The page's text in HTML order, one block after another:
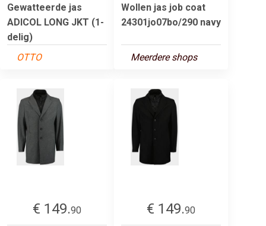
Gewatteerde jas
ADICOL LONG JKT (1-
delig)
OTTO
Wollen jas job coat
24301jo07bo/290 navy
Meerdere shops
€ 149.90
€ 149.90